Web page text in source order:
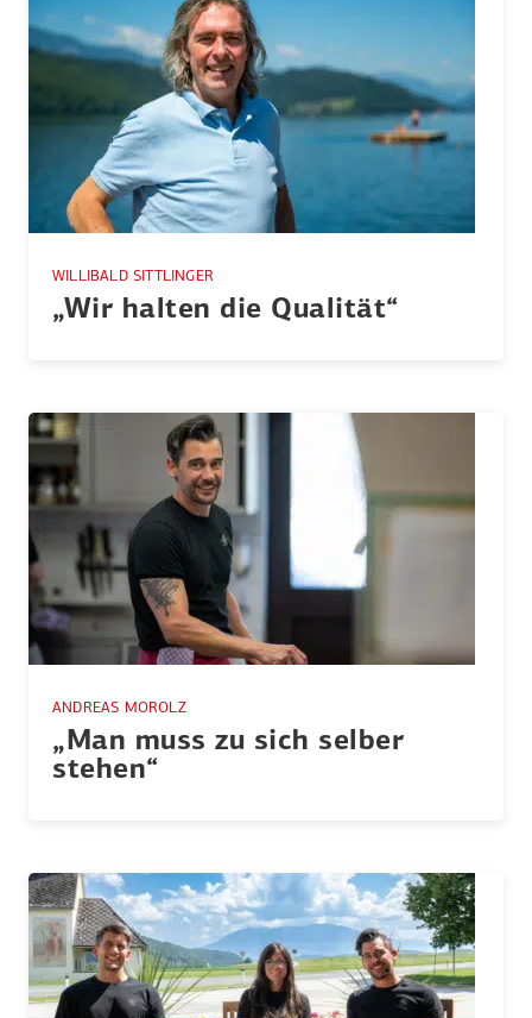
WILLIBALD SITTLINGER
„Wir halten die Qualität“
ANDREAS MOROLZ
„Man muss zu sich selber
stehen“